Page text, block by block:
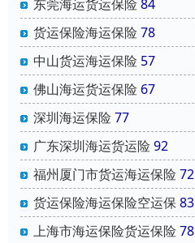
东莞海运货运保险 84
货运保险海运保险 78
中山货运海运保险 57
佛山海运货运保险 67
深圳海运保险 77
广东深圳海运货运险 92
福州厦门市货运海运保险 72
货运保险海运保险空运保 83
上海市海运保险货运保险 78